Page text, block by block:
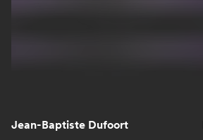
Jean-Baptiste Dufoort